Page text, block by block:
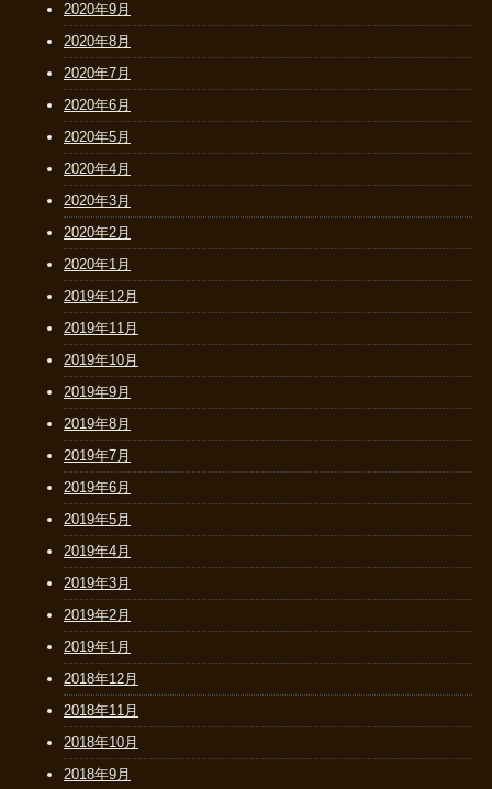
2020年9月
2020年8月
2020年7月
2020年6月
2020年5月
2020年4月
2020年3月
2020年2月
2020年1月
2019年12月
2019年11月
2019年10月
2019年9月
2019年8月
2019年7月
2019年6月
2019年5月
2019年4月
2019年3月
2019年2月
2019年1月
2018年12月
2018年11月
2018年10月
2018年9月